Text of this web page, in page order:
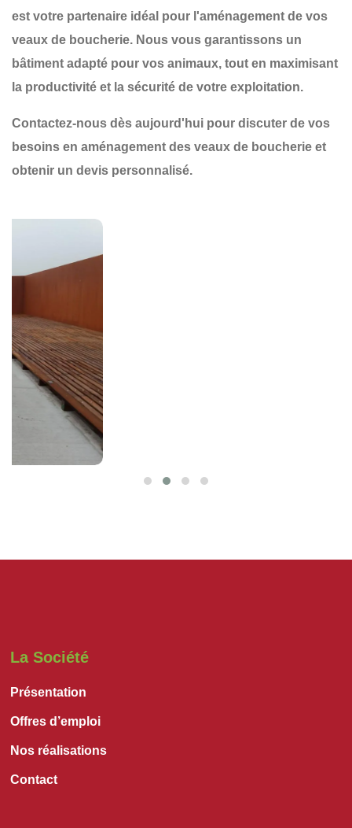
est votre partenaire idéal pour l'aménagement de vos
veaux de boucherie. Nous vous garantissons un
bâtiment adapté pour vos animaux, tout en maximisant
la productivité et la sécurité de votre exploitation.
Contactez-nous dès aujourd'hui pour discuter de vos
besoins en aménagement des veaux de boucherie et
obtenir un devis personnalisé.
La Société
Présentation
Offres d’emploi
Nos réalisations
Contact